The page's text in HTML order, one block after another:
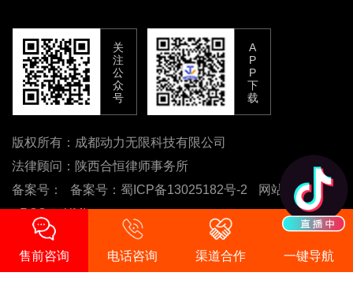
关
注
公
众
号
A
P
P
下
载
版权所有：成都动力无限科技有限公司
法律顾问：陕西合恒律师事务所
备案号：
备案号：蜀ICP备13025182号-2
网站地图
RSS
XML
售前咨询 电话咨询 渠道合作 一键导航